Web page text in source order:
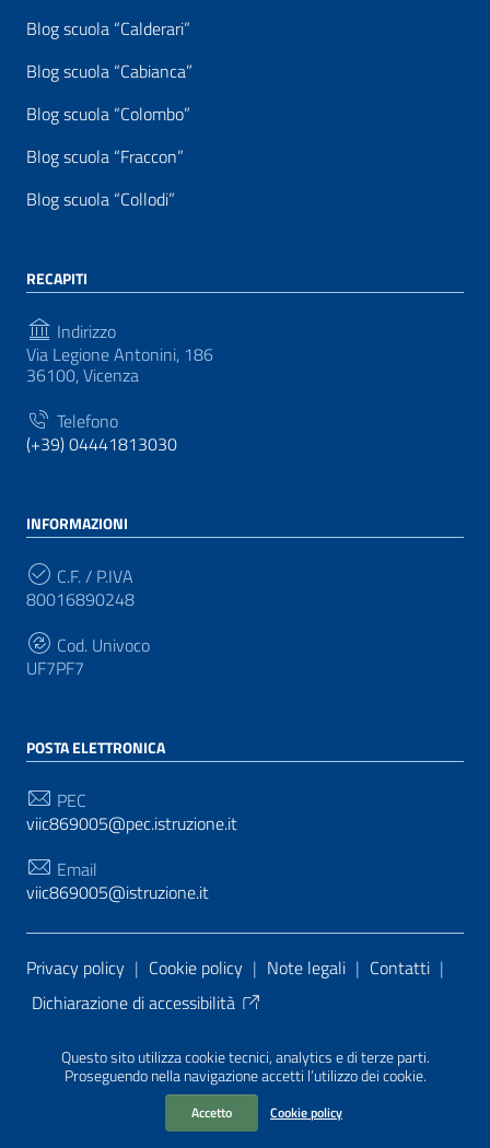
Questo sito utilizza cookie tecnici, analytics e di terze parti.
Proseguendo nella navigazione accetti l’utilizzo dei cookie.
Accetto Cookie policy
Blog scuola “Calderari”
Blog scuola “Cabianca”
Blog scuola “Colombo”
Blog scuola “Fraccon”
Blog scuola “Collodi”
RECAPITI
Indirizzo
Via Legione Antonini, 186
36100, Vicenza
Telefono
(+39) 04441813030
INFORMAZIONI
C.F. / P.IVA
80016890248
Cod. Univoco
UF7PF7
POSTA ELETTRONICA
PEC
viic869005@pec.istruzione.it
Email
viic869005@istruzione.it
Sezione Link Utili
Privacy policy | Cookie policy | Note legali | Contatti |
Dichiarazione di accessibilità
PA di AgID
| Realizzato con WordPress
da